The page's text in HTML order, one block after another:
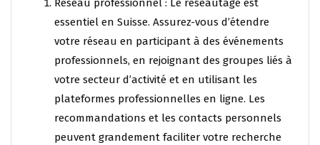
Réseau professionnel : Le réseautage est
essentiel en Suisse. Assurez-vous d’étendre
votre réseau en participant à des événements
professionnels, en rejoignant des groupes liés à
votre secteur d’activité et en utilisant les
plateformes professionnelles en ligne. Les
recommandations et les contacts personnels
peuvent grandement faciliter votre recherche